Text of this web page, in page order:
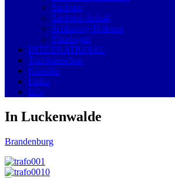
Sachsen
Sachsen-Anhalt
Schleswig-Holstein
Thüringen
INTERNATIONAL
Trafohäuschen
Künstler
Links
Info
In Luckenwalde
Brandenburg